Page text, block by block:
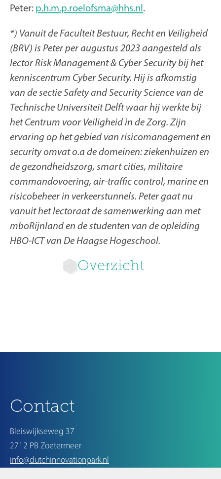
Overzicht
Peter: p.h.m.p.roelofsma@hhs.nl.
*) Vanuit de Faculteit Bestuur, Recht en Veiligheid
(BRV) is Peter per augustus 2023 aangesteld als
lector Risk Management & Cyber Security bij het
kenniscentrum Cyber Security. Hij is afkomstig
van de sectie Safety and Security Science van de
Technische Universiteit Delft waar hij werkte bij
het Centrum voor Veiligheid in de Zorg. Zijn
ervaring op het gebied van risicomanagement en
security omvat o.a de domeinen: ziekenhuizen en
de gezondheidszorg, smart cities, militaire
commandovoering, air-traffic control, marine en
risicobeheer in verkeerstunnels. Peter gaat nu
vanuit het lectoraat de samenwerking aan met
mboRijnland en de studenten van de opleiding
HBO-ICT van De Haagse Hogeschool.
Contact
Bleiswijkseweg 37
2712 PB Zoetermeer
info@dutchinnovationpark.nl